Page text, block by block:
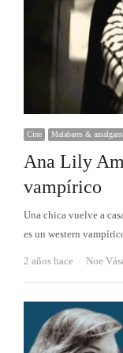
Cine Malabares &
Ana Lily
vampírico
Una chica vuelve a
es un western
2 años hace Autor
Noe